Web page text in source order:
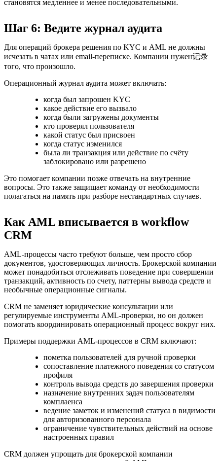
становятся медленнее и менее последовательными.
Шаг 6: Ведите журнал аудита
Для операций брокера решения по KYC и AML не должны
исчезать в чатах или email-переписке. Компании нужен记录
того, что произошло.
Операционный журнал аудита может включать:
когда был запрошен KYC
какое действие его вызвало
когда были загружены документы
кто проверял пользователя
какой статус был присвоен
когда статус изменился
была ли транзакция или действие по счёту
заблокировано или разрешено
Это помогает компании позже отвечать на внутренние
вопросы. Это также защищает команду от необходимости
полагаться на память при разборе нестандартных случаев.
Как AML вписывается в workflow
CRM
AML-процессы часто требуют больше, чем просто сбор
документов, удостоверяющих личность. Брокерской компании
может понадобиться отслеживать поведение при совершении
транзакций, активность по счету, паттерны вывода средств и
необычные операционные сигналы.
CRM не заменяет юридические консультации или
регулируемые инструменты AML-проверки, но он должен
помогать координировать операционный процесс вокруг них.
Примеры поддержки AML-процессов в CRM включают:
пометка пользователей для ручной проверки
сопоставление платежного поведения со статусом
профиля
контроль вывода средств до завершения проверки
назначение внутренних задач пользователям
комплаенса
ведение заметок и изменений статуса в видимости
для авторизованного персонала
ограничение чувствительных действий на основе
настроенных правил
CRM должен упрощать для брокерской компании